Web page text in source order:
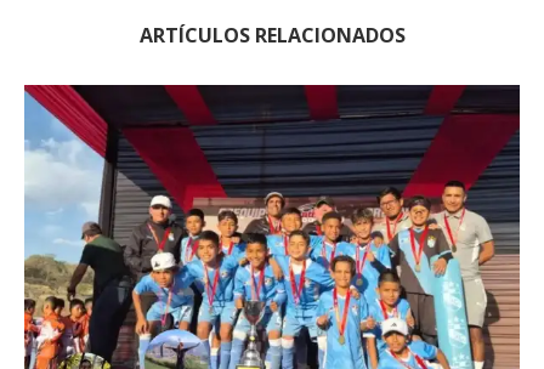
ARTÍCULOS RELACIONADOS